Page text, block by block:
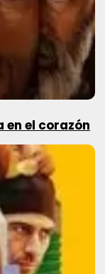
en el corazón